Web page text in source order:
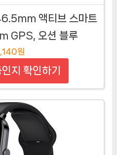
액티브 스마트
GPS, 오션 블루
원
지 확인하기